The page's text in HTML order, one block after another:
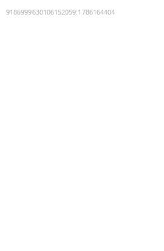
9186999630106152059:1786164404